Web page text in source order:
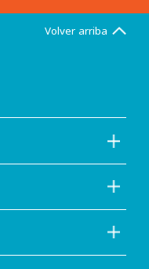
Volver arriba